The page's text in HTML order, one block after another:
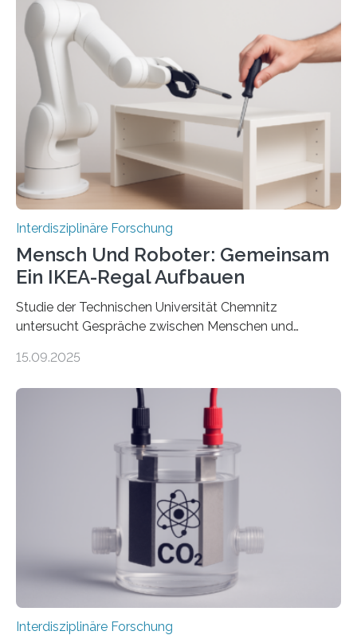
Interdisziplinäre Forschung
Mensch Und Roboter: Gemeinsam
Ein IKEA-Regal Aufbauen
Studie der Technischen Universität Chemnitz
untersucht Gespräche zwischen Menschen und
Podcast. Bereits jetzt arbeiten Menschen eng mit
Industrie. In Zukunft wird das voraussichtlich noch
Roboter-Teams eigentlich währenddessen? Und vor
allem wie? „Uns interessiert, ob Menschen im Team mit
dem Roboter anders sprechen als im Team mit
anderen Menschen“, so die Sprachwissenschaftlerin
Prof. Dr. Christina Sanchez-Stockhammer von der
Technischen Universität…
15.09.2025
Interdisziplinäre Forschung